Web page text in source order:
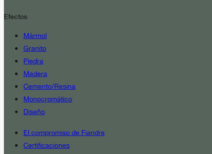
Efectos
Mármol
Granito
Piedra
Madera
Cemento/Resina
Monocromático
Diseño
El compromiso de Fiandre
Certificaciones